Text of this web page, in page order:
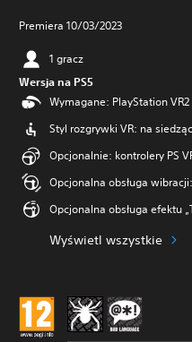
Premiera 10/03/2023
1 gracz
Wersja na PS5
Wymagane: PlayStation VR2
Styl rozgrywki VR: na
Opcjonalnie: kontrolery PS
Opcjonalna obsługa
Opcjonalna obsługa efektu
Wyświetl wszystkie